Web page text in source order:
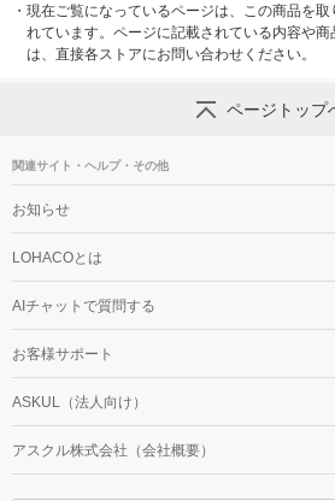
・ 現在ご覧になっているページは、この商品を
れています。ページに記載されている内容や
は、直接各ストアにお問い合わせください。
ページトップ
関連サイト・ヘルプ・その他
お知らせ
LOHACOとは
AIチャットで質問する
お客様サポート
ASKUL（法人向け）
アスクル株式会社（会社概要）